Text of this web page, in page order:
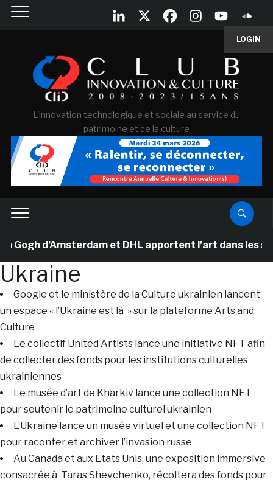
LOGIN
L'innovation technologique et sociale au service du
patrimoine et de la culture
d’Amsterdam et DHL apportent l’art dans les
Ukraine
Google et le ministère de la Culture ukrainien lancent
un espace « l’Ukraine est là » sur la plateforme Arts and
Culture
Le collectif United Artists lance une initiative NFT afin
de collecter des fonds pour les institutions culturelles
ukrainiennes
Le musée d’art de Kharkiv lance une collection NFT
pour soutenir le patrimoine culturel ukrainien
L’Ukraine lance un musée virtuel et une collection NFT
pour raconter et archiver l’invasion russe
Au Canada et aux Etats Unis, une exposition immersive
consacrée à Taras Shevchenko, récoltera des fonds pour